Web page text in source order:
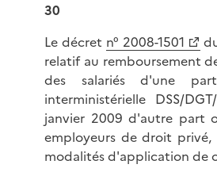
30
Le décret n° 2008-1501
relatif au remboursement
des salariés d'une
interministérielle DSS/
janvier 2009 d'autre part
employeurs de droit
modalités d'application de